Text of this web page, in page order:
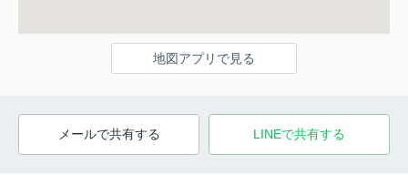
地図アプリで見る
メールで共有する LINEで共有する